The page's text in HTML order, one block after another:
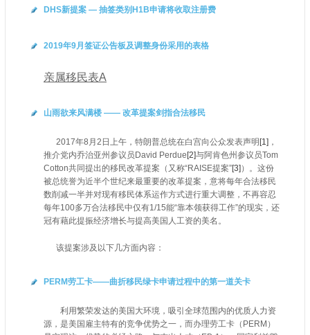
DHS新提案 — 抽签类别H1B申请将收取注册费
2019年9月签证公告板及调整身份采用的表格
亲属移民表A
山雨欲来风满楼 —— 改革提案剑指合法移民
2017年8月2日上午，特朗普总统在白宫向公众发表声明 [1] ，
推介党内乔治亚州参议员David Perdue [2]与阿肯色州参议员Tom
Cotton共同提出的移民改革提案（又称“RAISE提案”[3] ）。这份
被总统誉为近半个世纪来最重要的改革提案，意将每年合法移民
数削减一半并对现有移民体系运作方式进行重大调整，不再容忍
每年100多万合法移民中仅有1/15能“靠本领获得工作”的现实，还
冠有藉此提振经济增长与提高美国人工资的美名。
该提案涉及以下几方面内容：
PERM劳工卡——曲折移民绿卡申请过程中的第一道关卡
利用繁荣发达的美国大环境，吸引全球范围内的优质人力资
源，是美国雇主特有的竞争优势之一，而办理劳工卡（PERM）